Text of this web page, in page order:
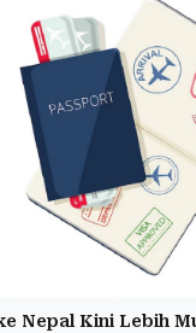
Nepal Kini Lebih